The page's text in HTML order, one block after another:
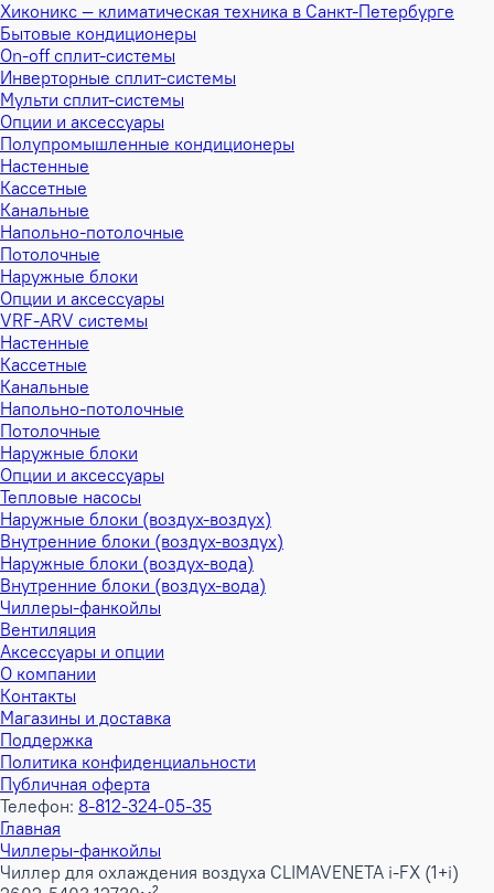
Хиконикс — климатическая техника в Санкт-Петербурге
Бытовые кондиционеры
On-off сплит-системы
Инверторные сплит-системы
Мульти сплит-системы
Опции и аксессуары
Полупромышленные кондиционеры
Настенные
Кассетные
Канальные
Напольно-потолочные
Потолочные
Наружные блоки
Опции и аксессуары
VRF-ARV системы
Настенные
Кассетные
Канальные
Напольно-потолочные
Потолочные
Наружные блоки
Опции и аксессуары
Тепловые насосы
Наружные блоки (воздух-воздух)
Внутренние блоки (воздух-воздух)
Наружные блоки (воздух-вода)
Внутренние блоки (воздух-вода)
Чиллеры-фанкойлы
Вентиляция
Аксессуары и опции
О компании
Контакты
Магазины и доставка
Поддержка
Политика конфиденциальности
Публичная оферта
Телефон: 8-812-324-05-35
Главная
Чиллеры-фанкойлы
Чиллер для охлаждения воздуха CLIMAVENETA i-FX (1+i)